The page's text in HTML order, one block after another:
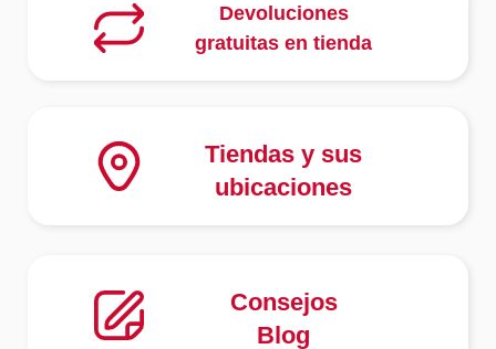
Devoluciones
gratuitas en tienda
Tiendas y sus
ubicaciones
Consejos
Blog